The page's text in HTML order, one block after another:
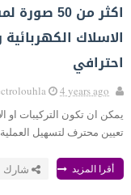
اكثر من
الاسلاك
احترافي
4 years ago
يمكن ان تكون التركيبات او
تعيين محترف لتسهيل
أقرا المزيد شارك